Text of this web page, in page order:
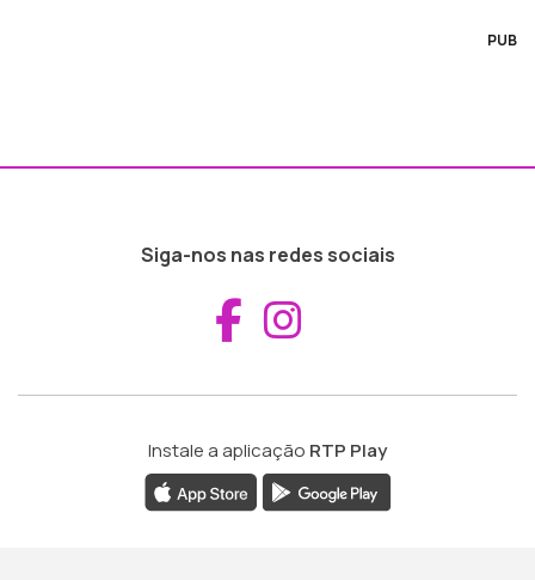
PUB
Siga-nos nas redes sociais
Aceder ao
Instale a aplicação RTP Play